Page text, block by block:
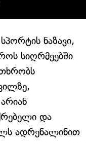
ნაზავი,
სიღრმეებში
და
ადრენალინით